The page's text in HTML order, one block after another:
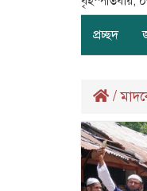
প্রচ্ছদ
/